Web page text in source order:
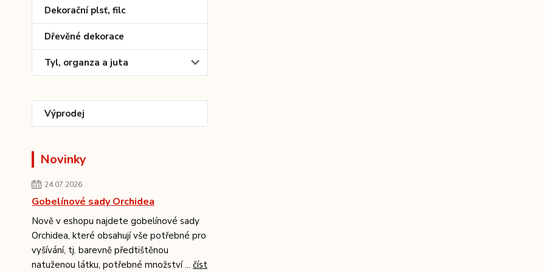
Dekorační plsť, filc
Dřevěné dekorace
Tyl, organza a juta
Výprodej
Novinky
24.07.2026
Gobelínové sady Orchidea
Nově v eshopu najdete gobelínové sady
Orchidea, které obsahují vše potřebné pro
vyšívání, tj. barevně předtištěnou
natuženou látku, potřebné množství ... číst